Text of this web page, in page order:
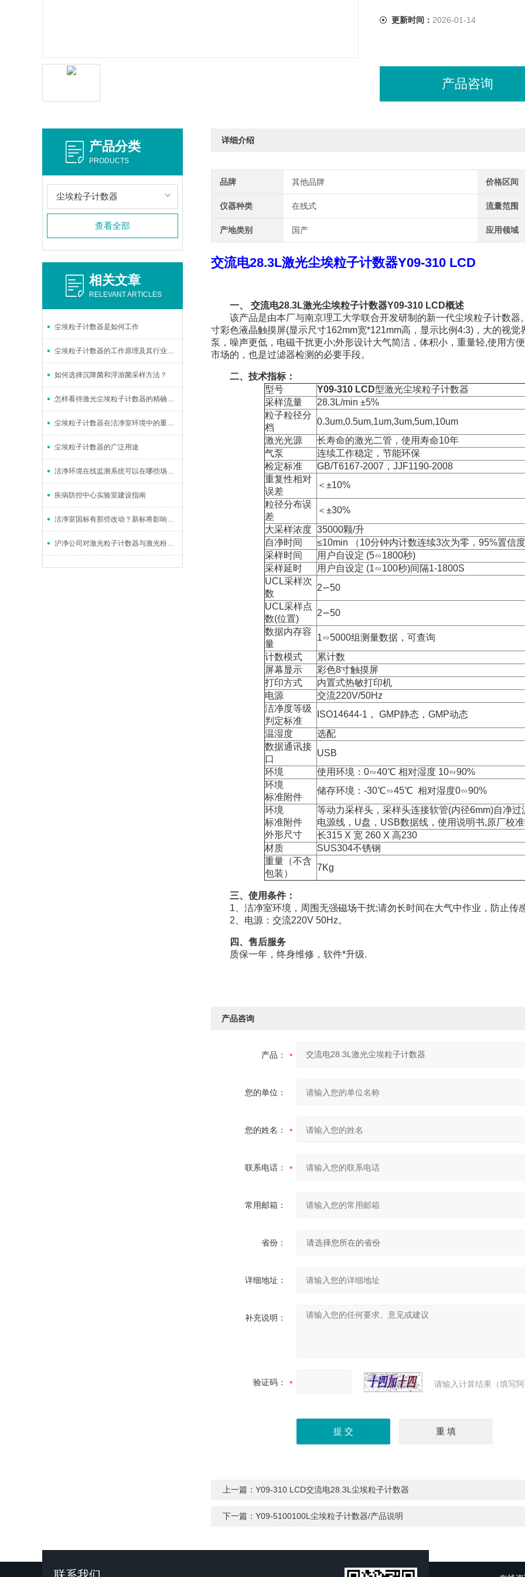
更新时间： 2026-01-14
产品咨询
详细介绍
品牌 其他品牌 价格区间
仪器种类 在线式 流量范围
产地类别 国产 应用领域
交流电28.3L激光尘埃粒子计数器Y09-310 LCD
一、 交流电28.3L激光尘埃粒子计数器Y09-310 LCD概述
该产品是由本厂与南京理工大学联合开发研制的新一代尘埃粒子计数器
寸彩色液晶触摸屏(显示尺寸162mm宽*121mm高，显示比例4:3)，大的视
泵，噪声更低，电磁干扰更小;外形设计大气简洁，体积小，重量轻,使用方
市场的，也是过滤器检测的必要手段。
二、技术指标：
型号
Y09-310 LCD型激光尘埃粒子计数器
采样流量
28.3L/min ±5%
粒子粒径分
档
0.3um,0.5um,1um,3um,5um,10um
激光光源
长寿命的激光二管，使用寿命10年
气泵
连续工作稳定，节能环保
检定标准
GB/T6167-2007，JJF1190-2008
重复性相对
误差
＜±10%
粒径分布误
差
＜±30%
大采样浓度 35000颗/升
自净时间
≤10min （10分钟内计数连续3次为零，95%置信
采样时间
用户自设定 (5∽1800秒)
采样延时
用户自设定 (1∽100秒)间隔1-1800S
UCL采样次
数
2∽50
UCL采样点
数(位置)
2∽50
数据内存容
量
1∽5000组测量数据，可查询
计数模式
累计数
屏幕显示
彩色8寸触摸屏
打印方式
内置式热敏打印机
电源
交流220V/50Hz
洁净度等级
判定标准
ISO14644-1， GMP静态，GMP动态
温湿度
选配
数据通讯接
口
USB
环境
使用环境：0∽40℃ 相对湿度 10∽90%
环境
标准附件
储存环境：-30℃∽45℃ 相对湿度0∽90%
环境
标准附件
外形尺寸
等动力采样头，采样头连接软管(内径6mm)自净
电源线，U盘，USB数据线，使用说明书,原厂校
长315 X 宽 260 X 高230
材质
SUS304不锈钢
重量（不含
包装）
7Kg
三、使用条件：
1、洁净室环境，周围无强磁场干扰;请勿长时间在大气中作业，防止传
2、电源：交流220V 50Hz。
四、售后服务
质保一年，终身维修，软件*升级.
产品咨询
产品：
您的单位：
您的姓名：
联系电话：
常用邮箱：
省份：
详细地址：
补充说明：
验证码： 请输入计算结果（填写
上一篇： Y09-310 LCD交流电28.3L尘埃粒子计数器
下一篇： Y09-5100100L尘埃粒子计数器/产品说明
产品分类
PRODUCTS
尘埃粒子计数器
查看全部
相关文章
RELEVANT ARTICLES
尘埃粒子计数器是如何工作
尘埃粒子计数器的工作原理及其行业应用概述
如何选择沉降菌和浮游菌采样方法？
怎样看待激光尘埃粒子计数器的精确测量粒径？
尘埃粒子计数器在洁净室环境中的重要性
尘埃粒子计数器的广泛用途
洁净环境在线监测系统可以在哪些场景使用
疾病防控中心实验室建设指南
洁净室国标有那些改动？新标将影响哪些企业呢?
沪净公司对激光粒子计数器与激光粉尘仪（pm2.5粉尘检测